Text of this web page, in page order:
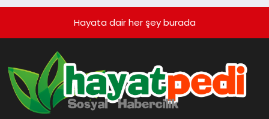
Hayata dair her şey burada